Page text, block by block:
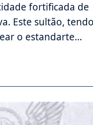
fortificada de
Este sultão,
o estandarte…